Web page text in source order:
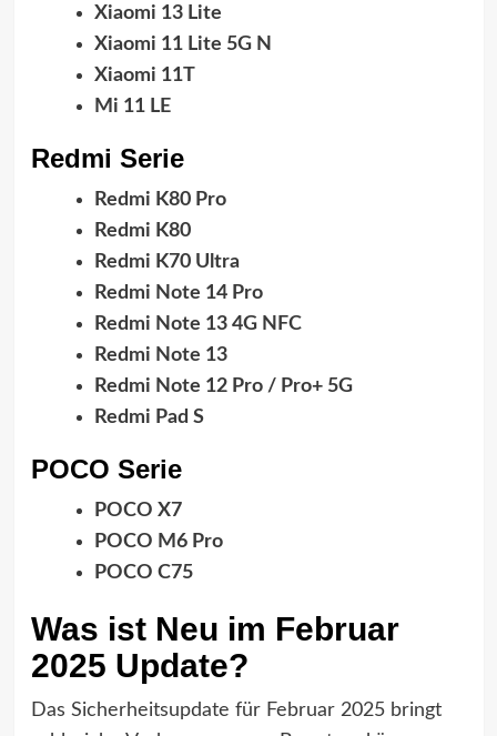
Xiaomi 13 Lite
Xiaomi 11 Lite 5G N
Xiaomi 11T
Mi 11 LE
Redmi Serie
Redmi K80 Pro
Redmi K80
Redmi K70 Ultra
Redmi Note 14 Pro
Redmi Note 13 4G NFC
Redmi Note 13
Redmi Note 12 Pro / Pro+ 5G
Redmi Pad S
POCO Serie
POCO X7
POCO M6 Pro
POCO C75
Was ist Neu im Februar
2025 Update?
Das Sicherheitsupdate für Februar 2025 bringt